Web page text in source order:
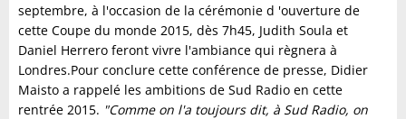
septembre, à l'occasion de la cérémonie d 'ouverture de
cette Coupe du monde 2015, dès 7h45, Judith Soula et
Daniel Herrero feront vivre l'ambiance qui règnera à
Londres.Pour conclure cette conférence de presse, Didier
Maisto a rappelé les ambitions de Sud Radio en cette
rentrée 2015. "Comme on l'a toujours dit, à Sud Radio, on